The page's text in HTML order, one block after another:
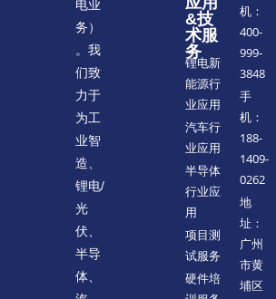
电业
务）
。我
们致
力于
为工
业智
造、
锂电/
光
伏、
半导
体、
&技
术服
务
锂电新
能源行
业应用
汽车行
业应用
半导体
行业应
用
项目测
试服务
硬件培
机：
400-
999-
3848
手
机：
188-
1409-
0262
地
址：
广州
市黄
埔区